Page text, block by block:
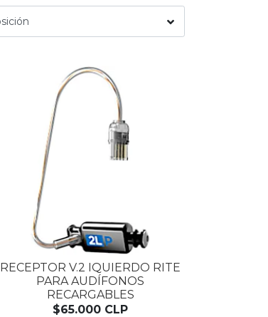
RECEPTOR V.2 IQUIERDO RITE
PARA AUDÍFONOS
RECARGABLES
$65.000 CLP